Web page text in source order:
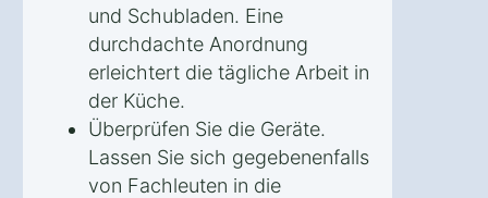
und Schubladen. Eine
durchdachte Anordnung
erleichtert die tägliche Arbeit in
der Küche.
Überprüfen Sie die Geräte.
Lassen Sie sich gegebenenfalls
von Fachleuten in die